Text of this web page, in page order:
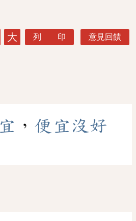
大 列 印 意見回饋
宜 ， 便 宜 沒 好